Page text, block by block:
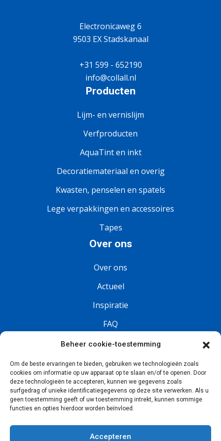
Beheer cookie-toestemming
Om de beste ervaringen te bieden, gebruiken we technologieën zoals
cookies om informatie op uw apparaat op te slaan en/of te openen. Door
deze technologieën te accepteren, kunnen we gegevens zoals
surfgedrag of unieke identificatiegegevens op deze site verwerken. Als u
geen toestemming geeft of uw toestemming intrekt, kunnen sommige
functies en opties hierdoor worden beïnvloed.
Accepteren
Electronicaweg 6
9503 EX Stadskanaal
+31 599 - 652190
info@collall.nl
Producten
Lijm- en vernislijm
Verfproducten
AquaTint en inkt
Decoratiemateriaal en overig
Kwasten, penselen en spatels
Lege verpakkingen en accessoires
Tapes
Over ons
Over ons
Actueel
Inspiratie
FAQ
Vacatures
Volg ons